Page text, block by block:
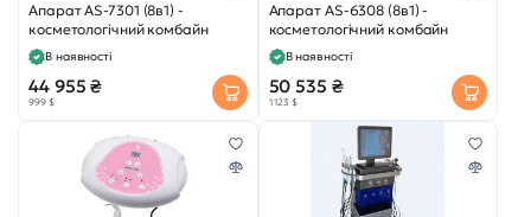
Апарат AS-7301 (8в1) -
косметологічний комбайн
В наявності
44 955 ₴
999 $
Апарат AS-6308 (8в1) -
косметологічний комбайн
В наявності
50 535 ₴
1 123 $